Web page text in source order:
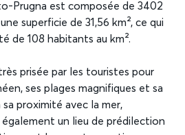
Prugna est composée de 3402
superficie de 31,56 km², ce qui
de 108 habitants au km².
prisée par les touristes pour
ses plages magnifiques et sa
proximité avec la mer,
un lieu de prédilection